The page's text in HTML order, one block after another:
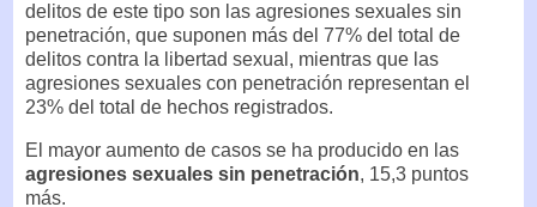
delitos de este tipo son las agresiones sexuales sin
penetración, que suponen más del 77% del total de
delitos contra la libertad sexual, mientras que las
agresiones sexuales con penetración representan el
23% del total de hechos registrados.
El mayor aumento de casos se ha producido en las
agresiones sexuales sin penetración, 15,3 puntos
más.